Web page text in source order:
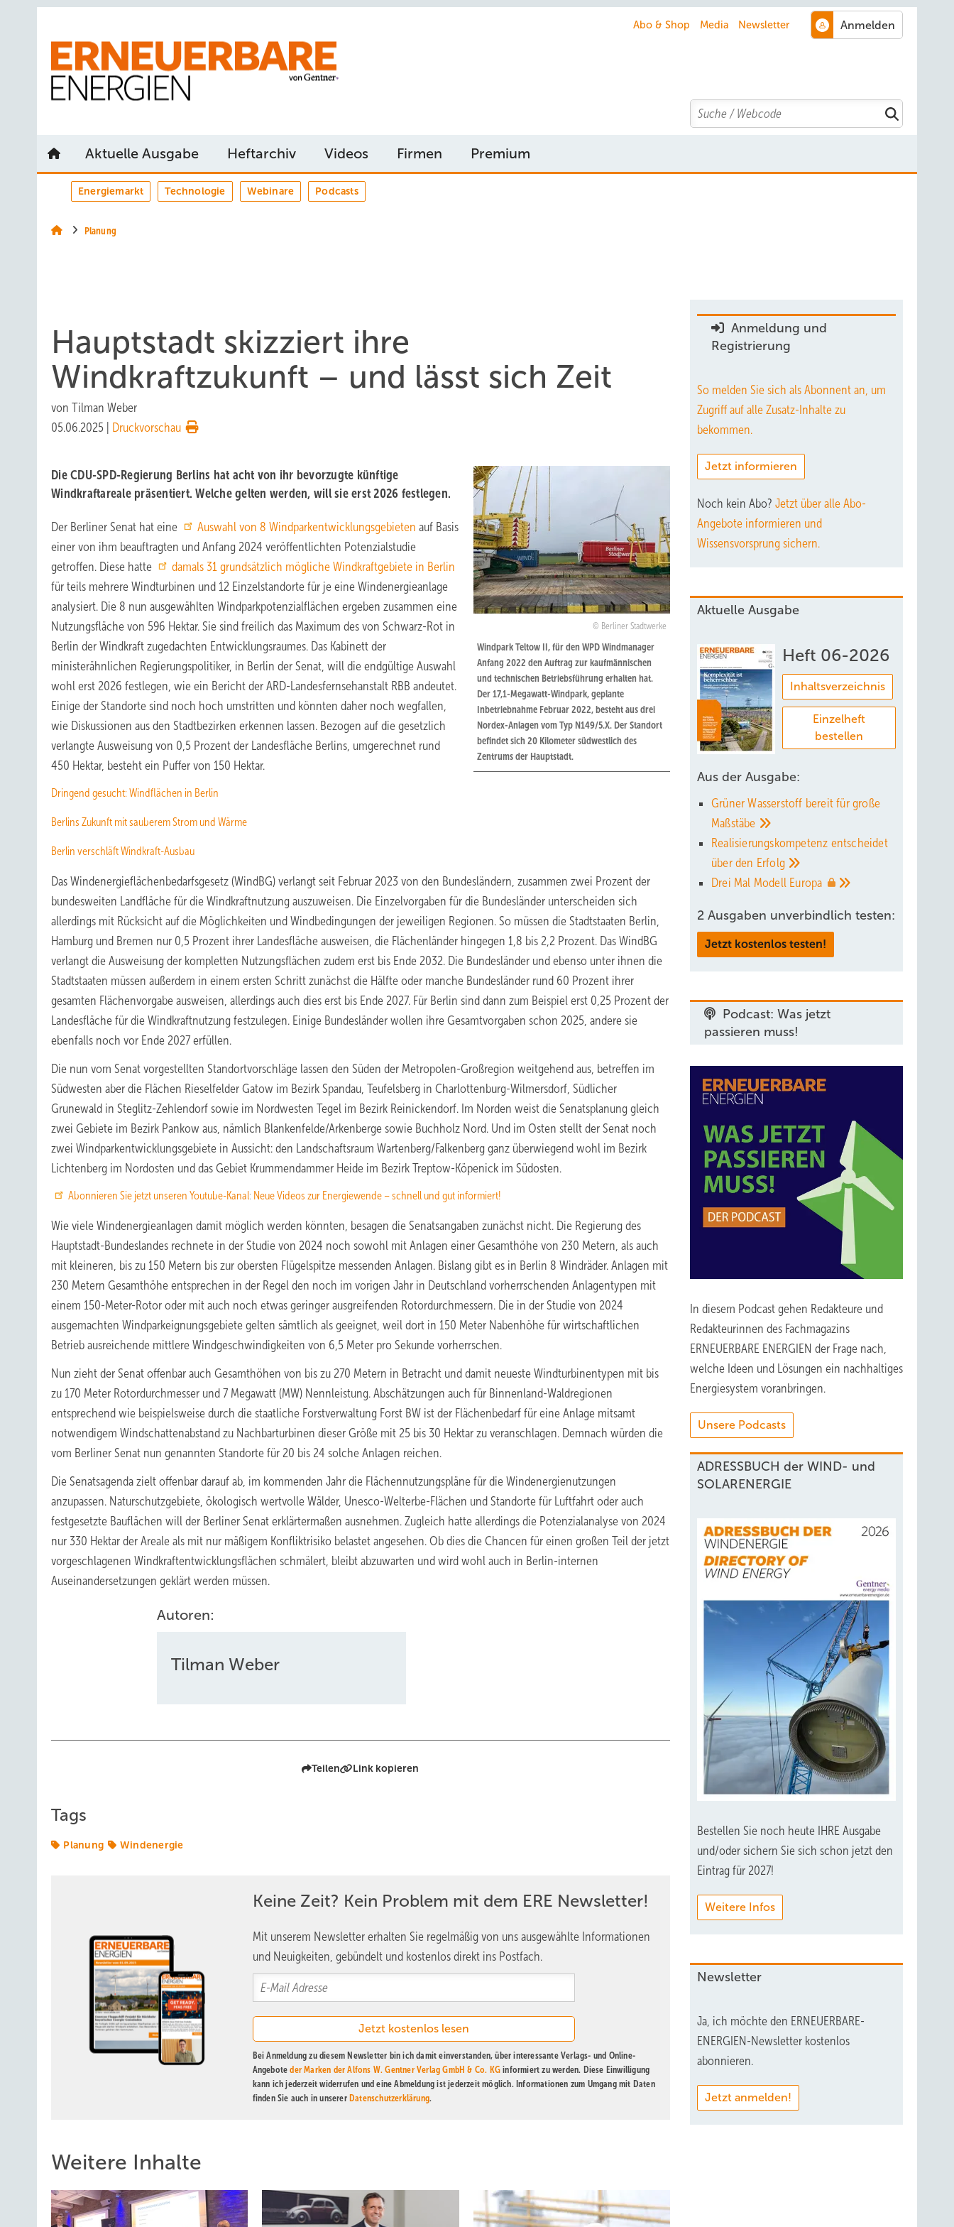
Abo & Shop Media Newsletter
Search
Aktuelle Ausgabe Heftarchiv Videos Firmen Premium
Energiemarkt Technologie Webinare Podcasts
Planung
Hauptstadt skizziert ihre
Windkraftzukunft – und lässt sich Zeit
von Tilman Weber
05.06.2025
Druckvorschau
Berliner Stadtwerke
Windpark Teltow II, für den WPD Windmanager
Anfang 2022 den Auftrag zur kaufmännischen
und technischen Betriebsführung erhalten hat.
Der 17,1-Megawatt-Windpark, geplante
Inbetriebnahme Februar 2022, besteht aus drei
Nordex-Anlagen vom Typ N149/5.X. Der Standort
befindet sich 20 Kilometer südwestlich des
Zentrums der Hauptstadt.
Die CDU-SPD-Regierung Berlins hat acht von ihr bevorzugte künftige
Windkraftareale präsentiert. Welche gelten werden, will sie erst 2026 festlegen.
Der Berliner Senat hat eine Auswahl von 8 Windparkentwicklungsgebieten auf Basis
einer von ihm beauftragten und Anfang 2024 veröffentlichten Potenzialstudie
getroffen. Diese hatte
damals 31 grundsätzlich mögliche Windkraftgebiete in Berlin
für teils mehrere Windturbinen und 12 Einzelstandorte für je eine Windenergieanlage
analysiert. Die 8 nun ausgewählten Windparkpotenzialflächen ergeben zusammen eine
Nutzungsfläche von 596 Hektar. Sie sind freilich das Maximum des von Schwarz-Rot in
Berlin der Windkraft zugedachten Entwicklungsraumes. Das Kabinett der
ministerähnlichen Regierungspolitiker, in Berlin der Senat, will die endgültige Auswahl
wohl erst 2026 festlegen, wie ein Bericht der ARD-Landesfernsehanstalt RBB andeutet.
Einige der Standorte sind noch hoch umstritten und könnten daher noch wegfallen,
wie Diskussionen aus den Stadtbezirken erkennen lassen. Bezogen auf die gesetzlich
verlangte Ausweisung von 0,5 Prozent der Landesfläche Berlins, umgerechnet rund
450 Hektar, besteht ein Puffer von 150 Hektar.
Dringend gesucht: Windflächen in Berlin
Berlins Zukunft mit sauberem Strom und Wärme
Berlin verschläft Windkraft-Ausbau
Das Windenergieflächenbedarfsgesetz (WindBG) verlangt seit Februar 2023 von den Bundesländern, zusammen zwei Prozent der
bundesweiten Landfläche für die Windkraftnutzung auszuweisen. Die Einzelvorgaben für die Bundesländer unterscheiden sich
allerdings mit Rücksicht auf die Möglichkeiten und Windbedingungen der jeweiligen Regionen. So müssen die Stadtstaaten Berlin,
Hamburg und Bremen nur 0,5 Prozent ihrer Landesfläche ausweisen, die Flächenländer hingegen 1,8 bis 2,2 Prozent. Das WindBG
verlangt die Ausweisung der kompletten Nutzungsflächen zudem erst bis Ende 2032. Die Bundesländer und ebenso unter ihnen die
Stadtstaaten müssen außerdem in einem ersten Schritt zunächst die Hälfte oder manche Bundesländer rund 60 Prozent ihrer
gesamten Flächenvorgabe ausweisen, allerdings auch dies erst bis Ende 2027. Für Berlin sind dann zum Beispiel erst 0,25 Prozent der
Landesfläche für die Windkraftnutzung festzulegen. Einige Bundesländer wollen ihre Gesamtvorgaben schon 2025, andere sie
ebenfalls noch vor Ende 2027 erfüllen.
Die nun vom Senat vorgestellten Standortvorschläge lassen den Süden der Metropolen-Großregion weitgehend aus, betreffen im
Südwesten aber die Flächen Rieselfelder Gatow im Bezirk Spandau, Teufelsberg in Charlottenburg-Wilmersdorf, Südlicher
Grunewald in Steglitz-Zehlendorf sowie im Nordwesten Tegel im Bezirk Reinickendorf. Im Norden weist die Senatsplanung gleich
zwei Gebiete im Bezirk Pankow aus, nämlich Blankenfelde/Arkenberge sowie Buchholz Nord. Und im Osten stellt der Senat noch
zwei Windparkentwicklungsgebiete in Aussicht: den Landschaftsraum Wartenberg/Falkenberg ganz überwiegend wohl im Bezirk
Lichtenberg im Nordosten und das Gebiet Krummendammer Heide im Bezirk Treptow-Köpenick im Südosten.
Abonnieren Sie jetzt unseren Youtube-Kanal: Neue Videos zur Energiewende – schnell und gut informiert!
Wie viele Windenergieanlagen damit möglich werden könnten, besagen die Senatsangaben zunächst nicht. Die Regierung des
Hauptstadt-Bundeslandes rechnete in der Studie von 2024 noch sowohl mit Anlagen einer Gesamthöhe von 230 Metern, als auch
mit kleineren, bis zu 150 Metern bis zur obersten Flügelspitze messenden Anlagen. Bislang gibt es in Berlin 8 Windräder. Anlagen mit
230 Metern Gesamthöhe entsprechen in der Regel den noch im vorigen Jahr in Deutschland vorherrschenden Anlagentypen mit
einem 150-Meter-Rotor oder mit auch noch etwas geringer ausgreifenden Rotordurchmessern. Die in der Studie von 2024
ausgemachten Windparkeignungsgebiete gelten sämtlich als geeignet, weil dort in 150 Meter Nabenhöhe für wirtschaftlichen
Betrieb ausreichende mittlere Windgeschwindigkeiten von 6,5 Meter pro Sekunde vorherrschen.
Nun zieht der Senat offenbar auch Gesamthöhen von bis zu 270 Metern in Betracht und damit neueste Windturbinentypen mit bis
zu 170 Meter Rotordurchmesser und 7 Megawatt (MW) Nennleistung. Abschätzungen auch für Binnenland-Waldregionen
entsprechend wie beispielsweise durch die staatliche Forstverwaltung Forst BW ist der Flächenbedarf für eine Anlage mitsamt
notwendigem Windschattenabstand zu Nachbarturbinen dieser Größe mit 25 bis 30 Hektar zu veranschlagen. Demnach würden die
vom Berliner Senat nun genannten Standorte für 20 bis 24 solche Anlagen reichen.
Die Senatsagenda zielt offenbar darauf ab, im kommenden Jahr die Flächennutzungspläne für die Windenergienutzungen
anzupassen. Naturschutzgebiete, ökologisch wertvolle Wälder, Unesco-Welterbe-Flächen und Standorte für Luftfahrt oder auch
festgesetzte Bauflächen will der Berliner Senat erklärtermaßen ausnehmen. Zugleich hatte allerdings die Potenzialanalyse von 2024
nur 330 Hektar der Areale als mit nur mäßigem Konfliktrisiko belastet angesehen. Ob dies die Chancen für einen großen Teil der jetzt
vorgeschlagenen Windkraftentwicklungsflächen schmälert, bleibt abzuwarten und wird wohl auch in Berlin-internen
Auseinandersetzungen geklärt werden müssen.
Autoren:
Tilman Weber
Teilen Link kopieren
Tags
Planung Windenergie
Keine Zeit? Kein Problem mit dem ERE Newsletter!
Mit unserem Newsletter erhalten Sie regelmäßig von uns ausgewählte Informationen
und Neuigkeiten, gebündelt und kostenlos direkt ins Postfach.
Bei Anmeldung zu diesem Newsletter bin ich damit einverstanden, über interessante Verlags- und Online-
Angeboteder Marken der Alfons W. Gentner Verlag GmbH & Co. KG informiert zu werden. Diese Einwilligung
kann ich jederzeit widerrufen und eine Abmeldung ist jederzeit möglich. Informationen zum Umgang mit Daten
finden Sie auch in unserer Datenschutzerklärung.
Weitere Inhalte
Anmeldung und
Registrierung
So melden Sie sich als Abonnent an, um
Zugriff auf alle Zusatz-Inhalte zu
bekommen.
Jetzt informieren
Noch kein Abo? Jetzt über alle Abo-
Angebote informieren und
Wissensvorsprung sichern.
Aktuelle Ausgabe
Heft 06-2026
Inhaltsverzeichnis
Einzelheft
bestellen
Aus der Ausgabe:
Grüner Wasserstoff bereit für große
Maßstäbe
Realisierungskompetenz entscheidet
über den Erfolg
Drei Mal Modell Europa
2 Ausgaben unverbindlich testen:
Jetzt kostenlos testen!
Podcast: Was jetzt
passieren muss!
In diesem Podcast gehen Redakteure und
Redakteurinnen des Fachmagazins
ERNEUERBARE ENERGIEN der Frage nach,
welche Ideen und Lösungen ein nachhaltiges
Energiesystem voranbringen.
Unsere Podcasts
ADRESSBUCH der WIND- und
SOLARENERGIE
Bestellen Sie noch heute IHRE Ausgabe
und/oder sichern Sie sich schon jetzt den
Eintrag für 2027!
Weitere Infos
Newsletter
Ja, ich möchte den ERNEUERBARE-
ENERGIEN-Newsletter kostenlos
abonnieren.
Jetzt anmelden!